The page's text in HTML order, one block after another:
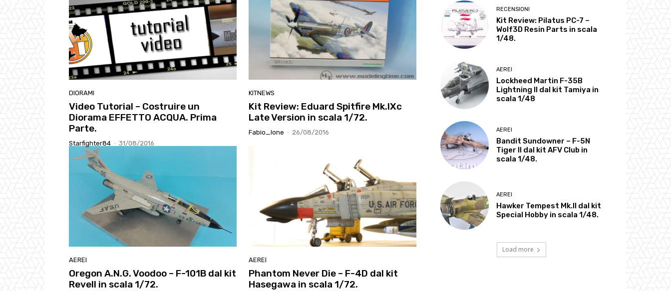
DIORAMI
Video Tutorial – Costruire un
Diorama EFFETTO ACQUA. Prima
Parte.
Starfighter84 - 31/08/2016
KITNEWS
Kit Review: Eduard Spitfire Mk.IXc
Late Version in scala 1/72.
Fabio_lone - 26/08/2016
AEREI
Oregon A.N.G. Voodoo – F-101B dal kit
Revell in scala 1/72.
AEREI
Phantom Never Die – F-4D dal kit
Hasegawa in scala 1/72.
RECENSIONI
Kit Review: Pilatus PC-7 –
Wolf3D Resin Parts in scala
1/48.
AEREI
Lockheed Martin F-35B
Lightning II dal kit Tamiya in
scala 1/48
AEREI
Bandit Sundowner – F-5N
Tiger II dal kit AFV Club in
scala 1/48.
AEREI
Hawker Tempest Mk.II dal kit
Special Hobby in scala 1/48.
Load more